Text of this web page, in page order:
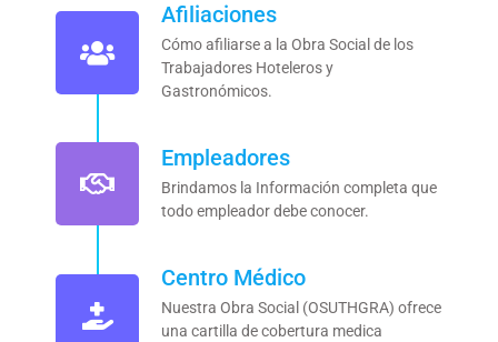
Afiliaciones
Cómo afiliarse a la Obra Social de los
Trabajadores Hoteleros y
Gastronómicos.
Empleadores
Brindamos la Información completa que
todo empleador debe conocer.
Centro Médico
Nuestra Obra Social (OSUTHGRA) ofrece
una cartilla de cobertura medica